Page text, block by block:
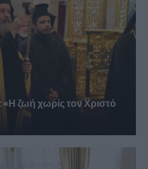
ζωή χωρίς τον Χριστό